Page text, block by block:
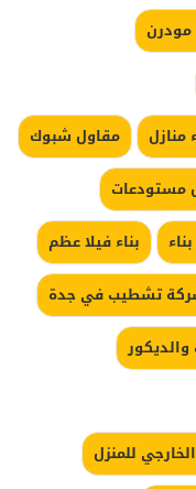
مودرن
منازل
مقاول شبوك
مستودعات
بناء فيلا عظم
تشطيب في جدة
للمنزل